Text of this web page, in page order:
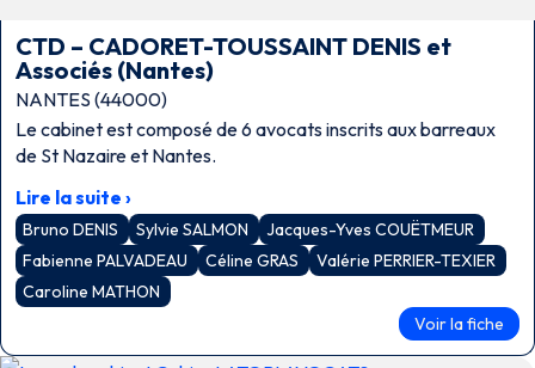
CTD – CADORET-TOUSSAINT DENIS et
Associés (Nantes)
NANTES (44000)
Le cabinet est composé de 6 avocats inscrits aux barreaux
de St Nazaire et Nantes.
Lire la suite ›
Bruno DENIS Sylvie SALMON
Jacques-Yves COUËTMEUR
Fabienne PALVADEAU
Céline GRAS
Valérie PERRIER-TEXIER
Caroline MATHON
Voir la fiche